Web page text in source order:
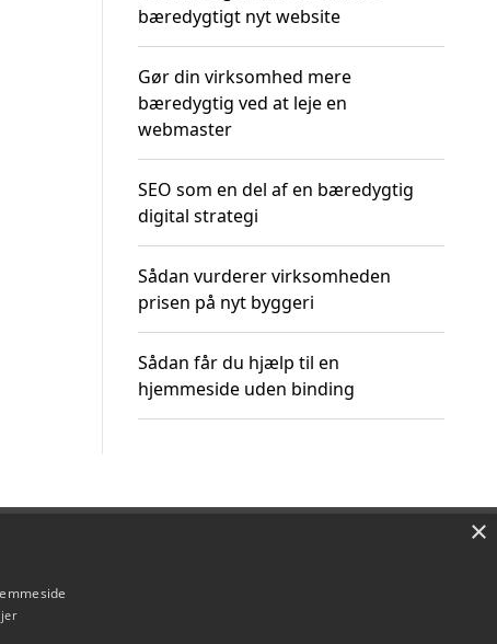
bæredygtigt nyt website
Gør din virksomhed mere
bæredygtig ved at leje en
webmaster
SEO som en del af en bæredygtig
digital strategi
Sådan vurderer virksomheden
prisen på nyt byggeri
Sådan får du hjælp til en
hjemmeside uden binding
×